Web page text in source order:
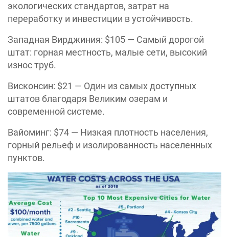
экологических стандартов, затрат на
переработку и инвестиции в устойчивость.
Западная Вирджиния: $105 — Самый дорогой
штат: горная местность, малые сети, высокий
износ труб.
Висконсин: $21 — Один из самых доступных
штатов благодаря Великим озерам и
современной системе.
Вайоминг: $74 — Низкая плотность населения,
горный рельеф и изолированность населенных
пунктов.